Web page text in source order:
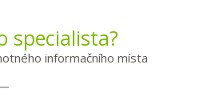
specialista?
informačního místa